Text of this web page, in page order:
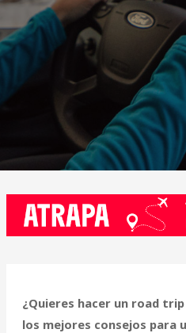
¿Quieres hacer un road
los mejores consejos para